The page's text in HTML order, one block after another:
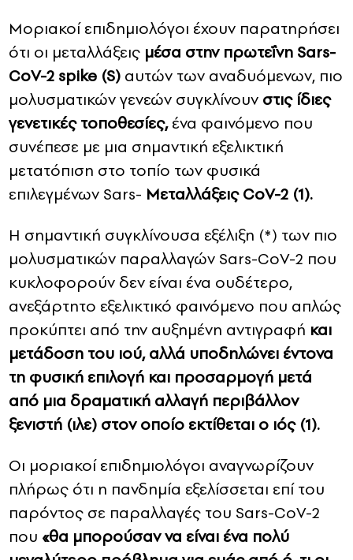
Μοριακοί επιδημιολόγοι έχουν παρατηρήσει
ότι οι μεταλλάξεις μέσα στην πρωτεΐνη Sars-
CoV-2 spike (S) αυτών των αναδυόμενων, πιο
μολυσματικών γενεών συγκλίνουν στις ίδιες
γενετικές τοποθεσίες,ένα φαινόμενο που
συνέπεσε με μια σημαντική εξελικτική
μετατόπιση στο τοπίο των φυσικά
επιλεγμένων Sars- Μεταλλάξεις CoV-2 (1).
Η σημαντική συγκλίνουσα εξέλιξη (*) των πιο
μολυσματικών παραλλαγών Sars-CoV-2 που
κυκλοφορούν δεν είναι ένα ουδέτερο,
ανεξάρτητο εξελικτικό φαινόμενο που απλώς
προκύπτει από την αυξημένη αντιγραφή και
μετάδοση του ιού, αλλά υποδηλώνει έντονα
τη φυσική επιλογή και προσαρμογή μετά
από μια δραματική αλλαγή περιβάλλον
ξενιστή (ιλε) στον οποίο εκτίθεται ο ιός (1).
Οι μοριακοί επιδημιολόγοι αναγνωρίζουν
πλήρως ότι η πανδημία εξελίσσεται επί του
παρόντος σε παραλλαγές του Sars-CoV-2
που «θα μπορούσαν να είναι ένα πολύ